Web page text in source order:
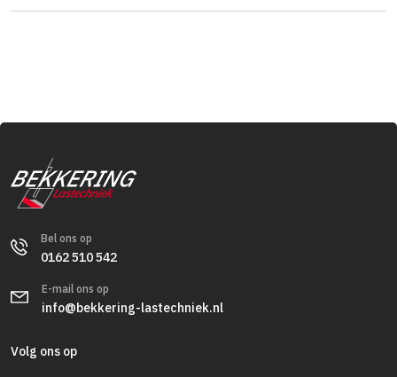
Bel ons op
0162 510 542
E-mail ons op
info@bekkering-lastechniek.nl
Volg ons op